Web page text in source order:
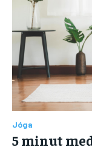
Jóga
5 minut